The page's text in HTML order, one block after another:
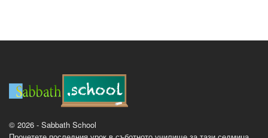
© 2026 - Sabbath School